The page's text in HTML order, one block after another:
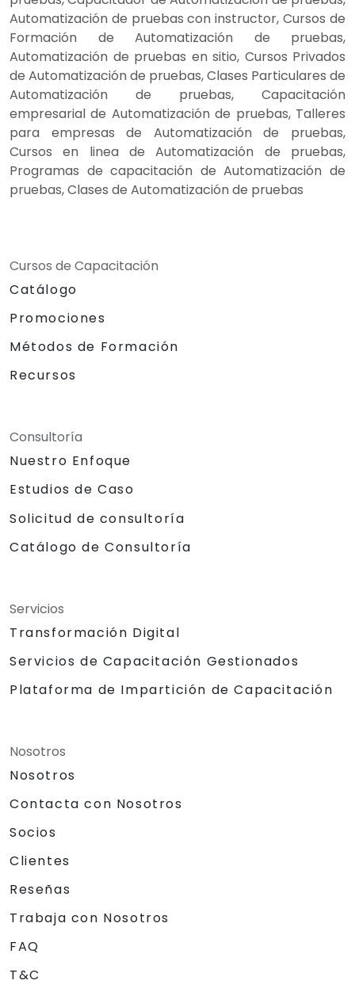
Automatización de pruebas con instructor, Cursos de
Formación de Automatización de pruebas,
Automatización de pruebas en sitio, Cursos Privados
de Automatización de pruebas, Clases Particulares de
Automatización de pruebas, Capacitación
empresarial de Automatización de pruebas, Talleres
para empresas de Automatización de pruebas,
Cursos en linea de Automatización de pruebas,
Programas de capacitación de Automatización de
pruebas, Clases de Automatización de pruebas
Cursos de Capacitación
Catálogo
Promociones
Métodos de Formación
Recursos
Consultoría
Nuestro Enfoque
Estudios de Caso
Solicitud de consultoría
Catálogo de Consultoría
Servicios
Transformación Digital
Servicios de Capacitación Gestionados
Plataforma de Impartición de Capacitación
Nosotros
Nosotros
Contacta con Nosotros
Socios
Clientes
Reseñas
Trabaja con Nosotros
FAQ
T&C